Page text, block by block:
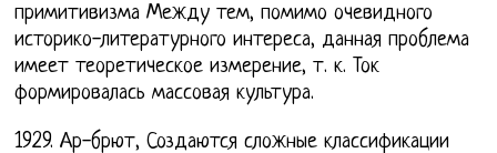
примитивизма Между тем, помимо очевидного
историко-литературного интереса, данная проблема
имеет теоретическое измерение, т. к. Ток
формировалась массовая культура.
1929. Ар-брют, Создаются сложные классификации